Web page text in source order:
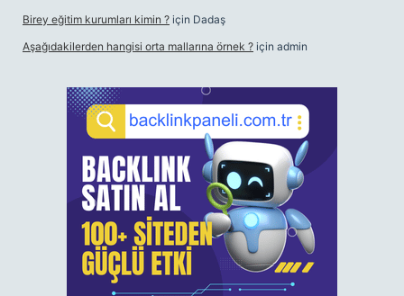
Birey eğitim kurumları kimin ? için Dadaş
Aşağıdakilerden hangisi orta mallarına örnek ? için admin